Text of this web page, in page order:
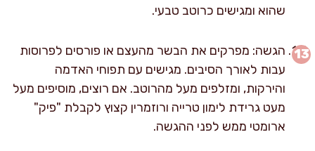
שהוא ומגישים כרוטב טבעי.
הגשה: מפרקים את הבשר מהעצם או פורסים לפרוסות
עבות לאורך הסיבים. מגישים עם תפוחי האדמה
והירקות, ומזלפים מעל מהרוטב. אם רוצים, מוסיפים מעל
מעט גרידת לימון טרייה ורוזמרין קצוץ לקבלת "פיק"
ארומטי ממש לפני ההגשה.